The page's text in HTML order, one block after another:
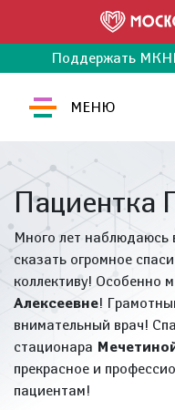
Поддержать
МЕНЮ
Пациентка
Много лет наблюдаюсь
сказать огромное
коллективу! Особенно
Алексеевне!
внимательный врач!
стационара
прекрасное и
пациентам!